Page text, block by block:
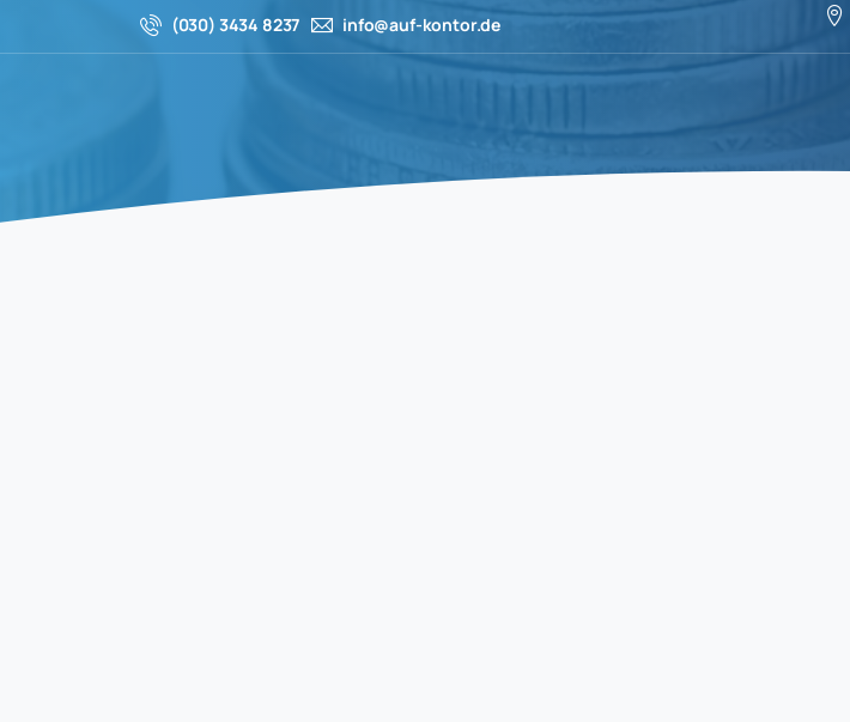
(030) 3434 8237 info@auf-kontor.de